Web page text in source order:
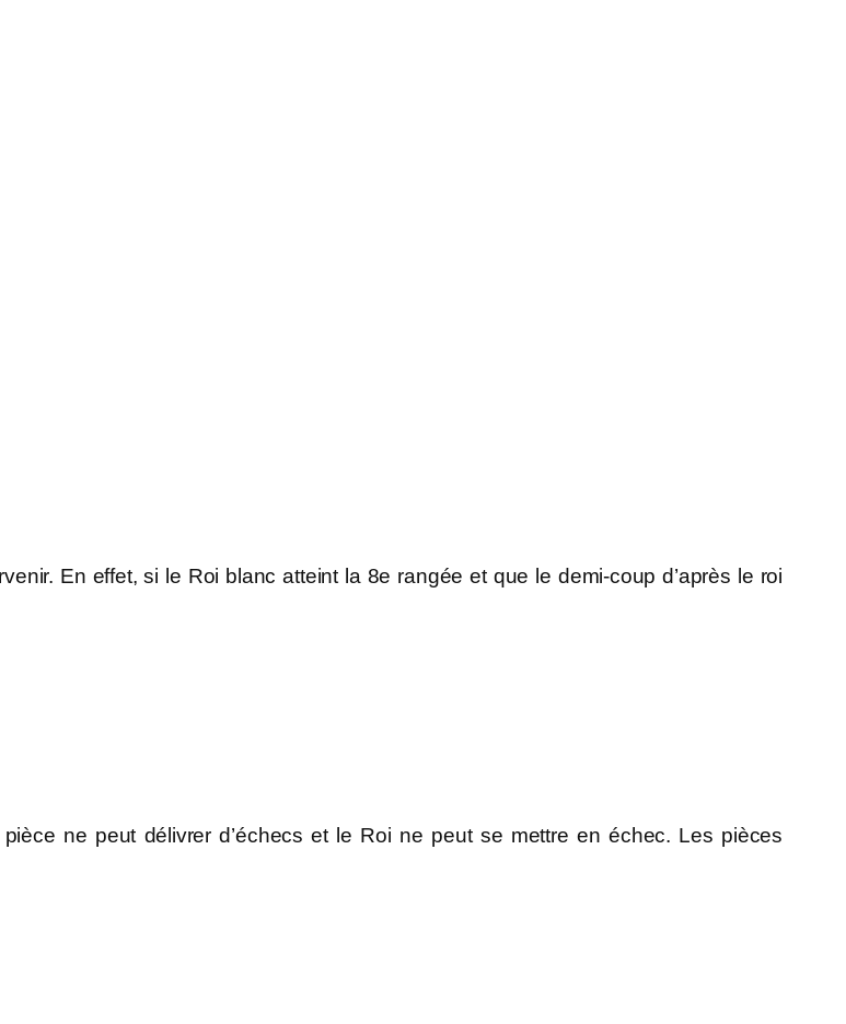
En effet, si le Roi blanc atteint la 8e rangée et que le demi-coup d’après le roi
ne peut délivrer d’échecs et le Roi ne peut se mettre en échec. Les pièces